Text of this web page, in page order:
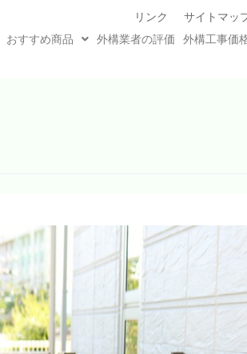
サイトマッ
リンク
おすすめ商品 外構業者の評価 外構工事価